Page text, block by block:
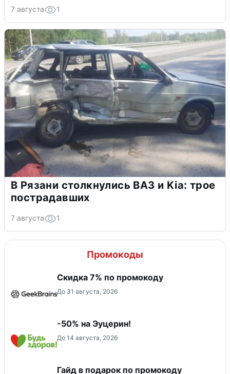
7 августа 1
В Рязани столкнулись ВАЗ и Kia: трое
пострадавших
7 августа 1
Промокоды
Скидка 7% по промокоду
До 31 августа, 2026
-50% на Эуцерин!
До 14 августа, 2026
Гайд в подарок по промокоду